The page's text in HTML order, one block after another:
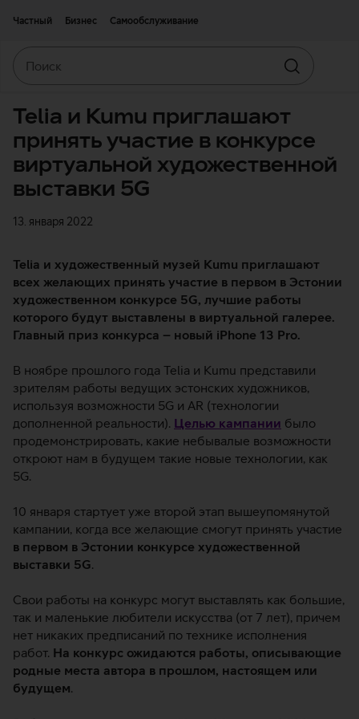
Частный
Бизнес Самообслуживание
Искать
Telia и Kumu приглашают
принять участие в конкурсе
виртуальной художественной
выставки 5G
13. января 2022
Telia и художественный музей Kumu приглашают
всех желающих принять участие в первом в Эстонии
художественном конкурсе 5G, лучшие работы
которого будут выставлены в виртуальной галерее.
Главный приз конкурса – новый iPhone 13 Pro.
В ноябре прошлого года Telia и Kumu представили
зрителям работы ведущих эстонских художников,
используя возможности 5G и AR (технологии
дополненной реальности). Целью кампании было
продемонстрировать, какие небывалые возможности
откроют нам в будущем такие новые технологии, как
5G.
10 января стартует уже второй этап вышеупомянутой
кампании, когда все желающие смогут принять участие
в первом в Эстонии конкурсе художественной
выставки 5G.
Свои работы на конкурс могут выставлять как большие,
так и маленькие любители искусства (от 7 лет), причем
нет никаких предписаний по технике исполнения
работ. На конкурс ожидаются работы, описывающие
родные места автора в прошлом, настоящем или
будущем.